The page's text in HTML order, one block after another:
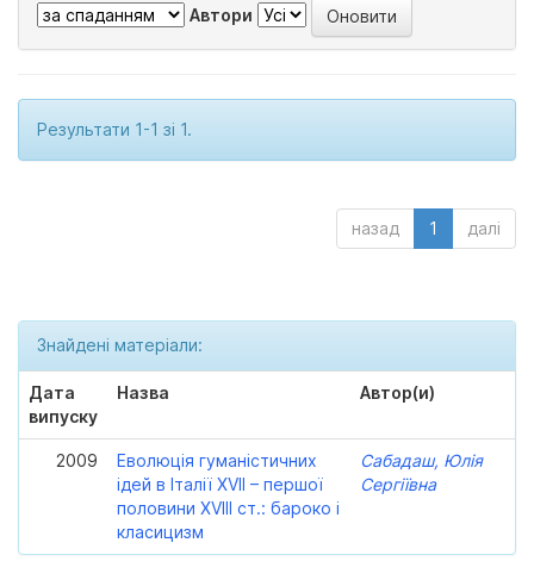
Автори
Результати 1-1 зі 1.
назад 1 далі
Знайдені матеріали:
Дата
випуску
Назва Автор(и)
2009
Еволюція гуманістичних
ідей в Італії XVII – першої
половини XVIII ст.: бароко і
класицизм
Сабадаш, Юлія
Сергіївна